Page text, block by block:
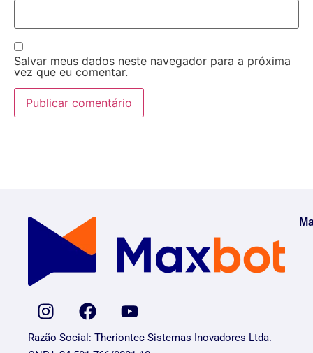
Salvar meus dados neste navegador para a próxima
vez que eu comentar.
Razão Social: Theriontec Sistemas Inovadores Ltda.